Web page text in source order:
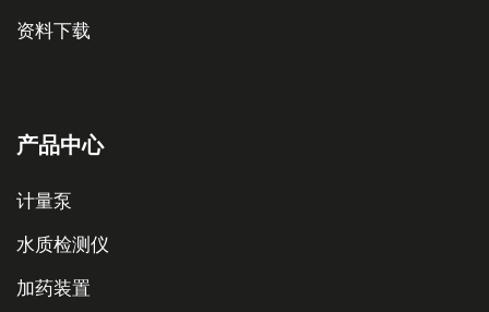
资料下载
产品中心
计量泵
水质检测仪
加药装置